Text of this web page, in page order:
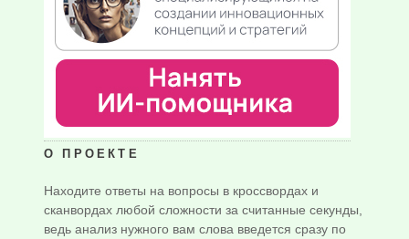
О ПРОЕКТЕ
Находите ответы на вопросы в кроссвордах и
сканвордах любой сложности за считанные секунды,
ведь анализ нужного вам слова введется сразу по